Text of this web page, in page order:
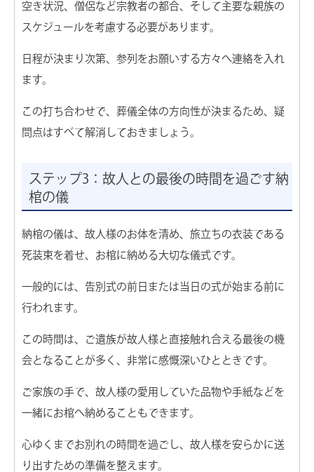
空き状況、僧侶など宗教者の都合、そして主要な親族の
スケジュールを考慮する必要があります。
日程が決まり次第、参列をお願いする方々へ連絡を入れ
ます。
この打ち合わせで、葬儀全体の方向性が決まるため、疑
問点はすべて解消しておきましょう。
ステップ3：故人との最後の時間を過ごす納
棺の儀
納棺の儀は、故人様のお体を清め、旅立ちの衣装である
死装束を着せ、お棺に納める大切な儀式です。
一般的には、告別式の前日または当日の式が始まる前に
行われます。
この時間は、ご遺族が故人様と直接触れ合える最後の機
会となることが多く、非常に感慨深いひとときです。
ご家族の手で、故人様の愛用していた品物や手紙などを
一緒にお棺へ納めることもできます。
心ゆくまでお別れの時間を過ごし、故人様を安らかに送
り出すための準備を整えます。